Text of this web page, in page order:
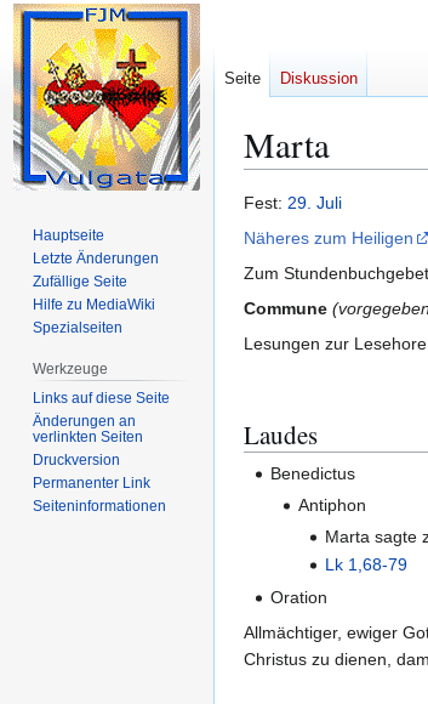
Marta
Zur
Navigation
Zur
Suche
Fest: 29. Juli
Näheres zum Heiligen
Zum
Commune
Lesungen zur
Laudes
Benedictus
Antiphon
Marta sagte
Lk 1,68-79
Oration
Allmächtiger, ewiger
Christus zu dienen,
Seite Diskussion
Hauptseite
Letzte Änderungen
Zufällige Seite
Hilfe zu MediaWiki
Spezialseiten
Werkzeuge
Links auf diese Seite
Änderungen an
verlinkten Seiten
Druckversion
Permanenter Link
Seiten­­informationen